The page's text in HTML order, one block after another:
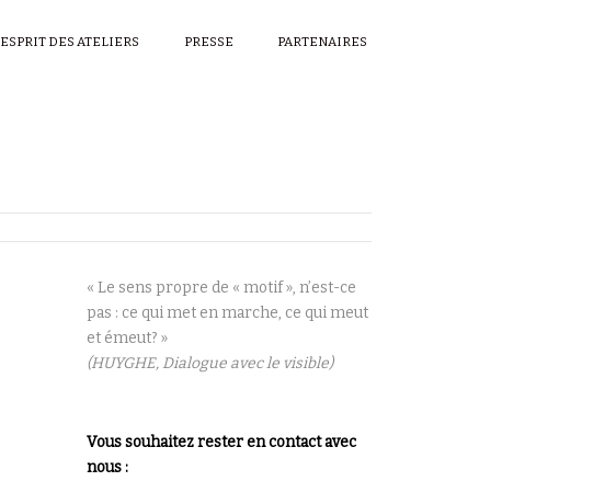
ESPRIT DES ATELIERS PRESSE PARTENAIRES
« Le sens propre de « motif », n’est-ce
pas : ce qui met en marche, ce qui meut
et émeut? »
(HUYGHE, Dialogue avec le visible)
Vous souhaitez rester en contact avec
nous :